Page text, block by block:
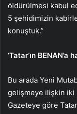
öldürülmesi kabul
5 şehidimizin
konuştuk.”
‘Tatar’ın
Bu arada Yeni
gelişmeye ilişkin iki
Gazeteye göre